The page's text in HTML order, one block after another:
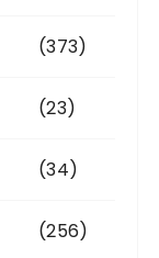
(373)
(23)
(34)
(256)